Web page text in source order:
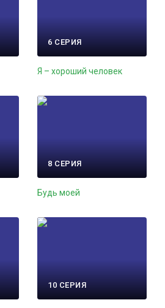
6 СЕРИЯ
Я – хороший человек
8 СЕРИЯ
Будь моей
10 СЕРИЯ